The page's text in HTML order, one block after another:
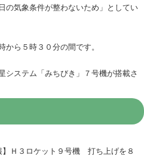
の気象条件が整わないため」としてい
ら５時３０分の間です。
システム「みちびき」７号機が搭載さ
】Ｈ３ロケット９号機 打ち上げを８